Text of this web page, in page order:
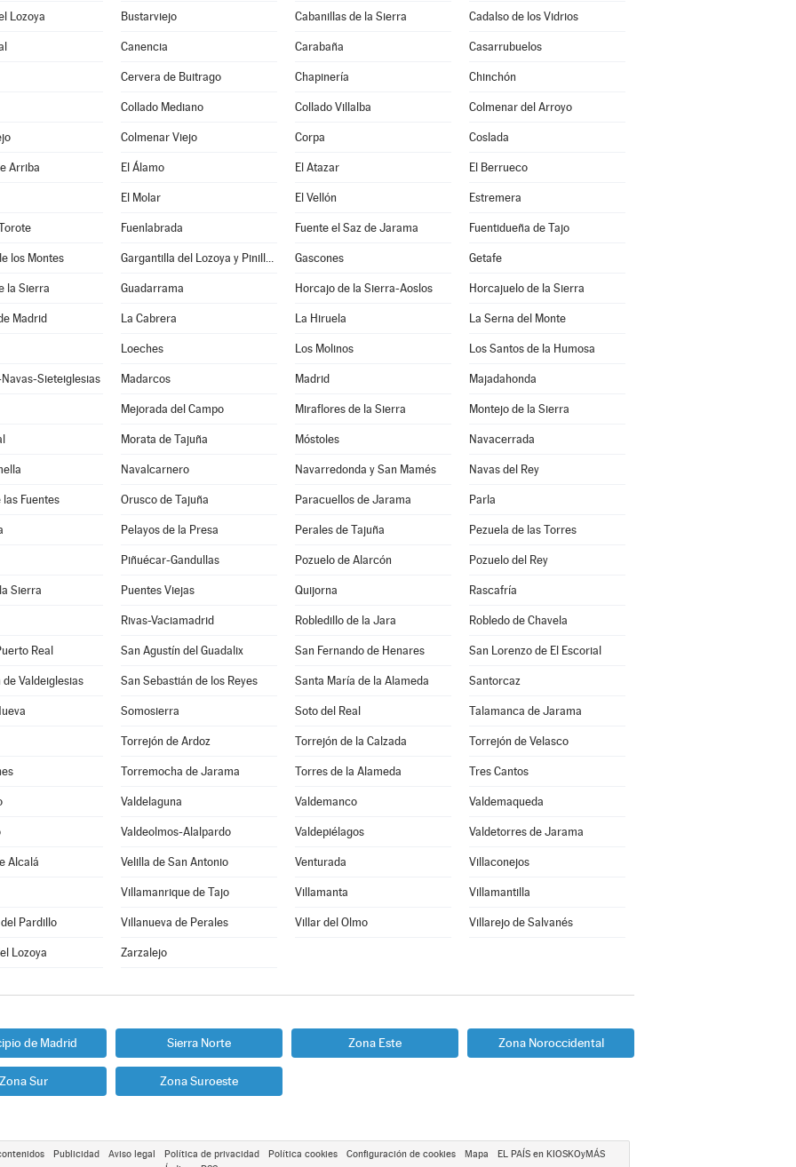
Lozoya Bustarviejo Cabanillas de la Sierra Cadalso de los Vidrios
Canencia Carabaña Casarrubuelos
Cervera de Buitrago Chapinería Chinchón
Collado Mediano Collado Villalba Colmenar del Arroyo
Colmenar Viejo Corpa Coslada
Arriba El Álamo El Atazar El Berrueco
El Molar El Vellón Estremera
Fuenlabrada Fuente el Saz de Jarama Fuentidueña de Tajo
los Montes Gargantilla del Lozoya y Pinilla de Buitrago Gascones Getafe
la Sierra Guadarrama Horcajo de la Sierra-Aoslos Horcajuelo de la Sierra
Madrid La Cabrera La Hiruela La Serna del Monte
Loeches Los Molinos Los Santos de la Humosa
Sieteiglesias Madarcos Madrid Majadahonda
Mejorada del Campo Miraflores de la Sierra Montejo de la Sierra
Morata de Tajuña Móstoles Navacerrada
Navalcarnero Navarredonda y San Mamés Navas del Rey
Fuentes Orusco de Tajuña Paracuellos de Jarama Parla
Pelayos de la Presa Perales de Tajuña Pezuela de las Torres
Piñuécar-Gandullas Pozuelo de Alarcón Pozuelo del Rey
Sierra Puentes Viejas Quijorna Rascafría
Rivas-Vaciamadrid Robledillo de la Jara Robledo de Chavela
Real San Agustín del Guadalix San Fernando de Henares San Lorenzo de El Escorial
Valdeiglesias San Sebastián de los Reyes Santa María de la Alameda Santorcaz
Somosierra Soto del Real Talamanca de Jarama
Torrejón de Ardoz Torrejón de la Calzada Torrejón de Velasco
Torremocha de Jarama Torres de la Alameda Tres Cantos
Valdelaguna Valdemanco Valdemaqueda
Valdeolmos-Alalpardo Valdepiélagos Valdetorres de Jarama
Alcalá Velilla de San Antonio Venturada Villaconejos
Villamanrique de Tajo Villamanta Villamantilla
Pardillo Villanueva de Perales Villar del Olmo Villarejo de Salvanés
Lozoya Zarzalejo
de Madrid Sierra Norte Zona Este Zona Noroccidental
Zona Sur Zona Suroeste
Publicidad Aviso legal Política de privacidad Política cookies Configuración de cookies Mapa
EL PAÍS en KIOSKOyMÁS